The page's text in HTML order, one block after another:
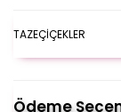
TAZEÇİÇEKLER
Ödeme